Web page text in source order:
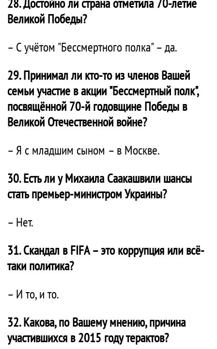
Великой Победы?
– С учётом "Бессмертного полка" – да.
29. Принимал ли кто-то из членов Вашей
семьи участие в акции "Бессмертный полк",
посвящённой 70-й годовщине Победы в
Великой Отечественной войне?
– Я с младшим сыном – в Москве.
30. Есть ли у Михаила Саакашвили шансы
стать премьер-министром Украины?
– Нет.
31. Скандал в FIFA – это коррупция или всё-
таки политика?
– И то, и то.
32. Какова, по Вашему мнению, причина
участившихся в 2015 году терактов?